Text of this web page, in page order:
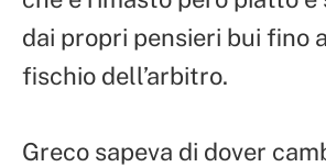
dai propri pensieri bui fino
fischio dell’arbitro.
Greco sapeva di dover